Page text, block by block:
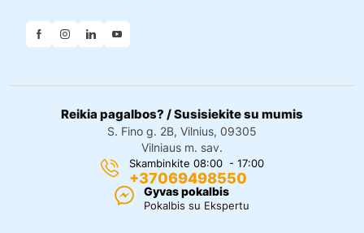
Reikia pagalbos? / Susisiekite su mumis
S. Fino g. 2B, Vilnius, 09305
Vilniaus m. sav.
Skambinkite 08:00 - 17:00
+37069498550
Gyvas pokalbis
Pokalbis su Ekspertu